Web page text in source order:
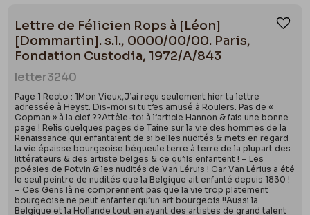
Lettre de Félicien Rops à [Léon]
[Dommartin]. s.l., 0000/00/00. Paris,
Fondation Custodia, 1972/A/843
letter3240
Page 1 Recto : 1Mon Vieux,J’ai reçu seulement hier ta lettre
adressée à Heyst. Dis-moi si tu t’es amusé à Roulers. Pas de «
Copman » à la clef ??Attèle-toi à l’article Hannon & fais une bonne
page ! Relis quelques pages de Taine sur la vie des hommes de la
Renaissance qui enfantaient de si belles nudités & mets en regard
la vie épaisse bourgeoise bégueule terre à terre de la plupart des
littérateurs & des artiste belges & ce qu’ils enfantent ! – Les
poésies de Potvin & les nudités de Van Léruis ! Car Van Lérius a été
le seul peintre de nudités que la Belgique ait enfanté depuis 1830 !
– Ces Gens là ne comprennent pas que la vie trop platement
bourgeoise ne peut enfanter qu’un art bourgeois !!Aussi la
Belgique et la Hollande tout en ayant des artistes de grand talent